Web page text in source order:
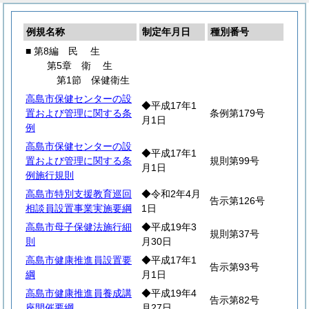
例規名称 制定年月日
種別番号
■ 第8編
民 生
第5章 衛生
第1節 保健衛生
高島市保健センターの設
置および管理に関する条
例
◆平成17年1
月1日
条例第179号
高島市保健センターの設
置および管理に関する条
例施行規則
◆平成17年1
月1日
規則第99号
高島市特別支援教育巡回
相談員設置事業実施要綱
◆令和2年4月
1日
告示第126号
高島市母子保健法施行細
則
◆平成19年3
月30日
規則第37号
高島市健康推進員設置要
綱
◆平成17年1
月1日
告示第93号
高島市健康推進員養成講
◆平成19年4
告示第82号